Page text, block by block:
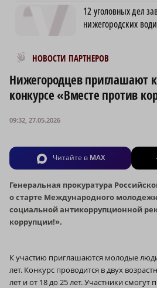
12 уголовных дел
нижегородских
НОВОСТИ ПАРТНЕРОВ
Новости МирТесен
Нижегородцев приглашают
конкурсе «Вместе против
09:32, 27.05.2026
Читайте в MAX
Генеральная прокуратура
о старте Международного
социальной антикоррупционной
коррупции!».
К участию приглашаются молодые люди
лет. Конкурс проводится в двух
лет и от 18 до 25 лет. Участники смогут